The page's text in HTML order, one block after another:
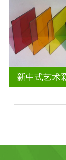
新中式艺术